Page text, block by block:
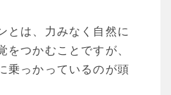
とは、力みなく自然に
つかむことですが、
乗っかっているのが頭